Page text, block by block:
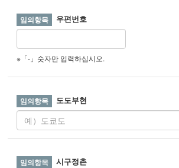
우편번호
※「-」숫자만 입력하십시오.
도도부현
시구정촌